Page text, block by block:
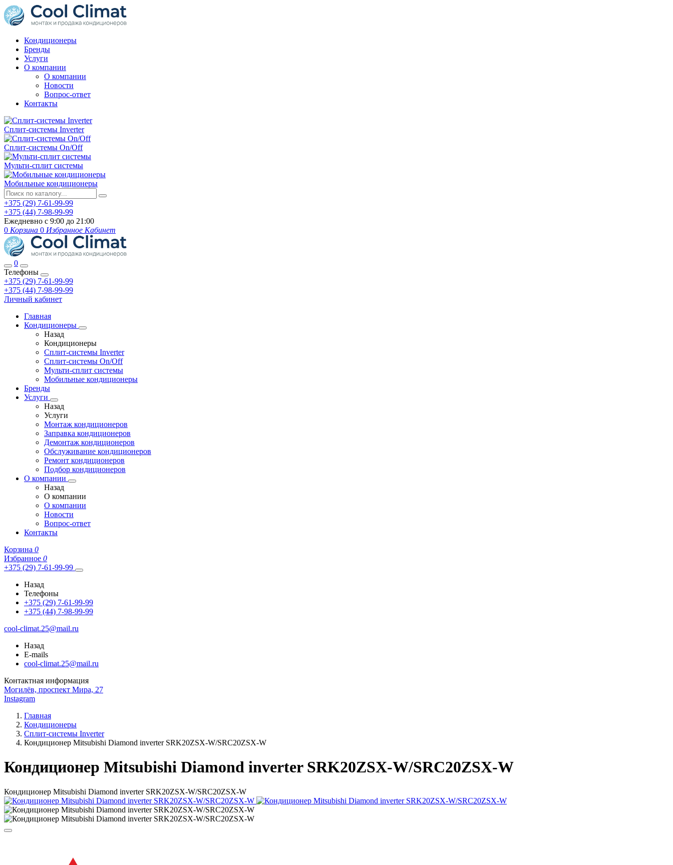
Кондиционеры
Бренды
Услуги
О компании
О компании
Новости
Вопрос-ответ
Контакты
Сплит-системы Inverter
Сплит-системы On/Off
Мульти-сплит системы
Мобильные кондиционеры
+375 (29) 7-61-99-99
+375 (44) 7-98-99-99
Ежедневно с 9:00 до 21:00
0 Корзина 0 Избранное Кабинет
0
Телефоны
+375 (29) 7-61-99-99
+375 (44) 7-98-99-99
Личный кабинет
Главная
Кондиционеры
Назад
Кондиционеры
Сплит-системы Inverter
Сплит-системы On/Off
Мульти-сплит системы
Мобильные кондиционеры
Бренды
Услуги
Назад
Услуги
Монтаж кондиционеров
Заправка кондиционеров
Демонтаж кондиционеров
Обслуживание кондиционеров
Ремонт кондиционеров
Подбор кондиционеров
О компании
Назад
О компании
О компании
Новости
Вопрос-ответ
Контакты
Корзина 0
Избранное 0
+375 (29) 7-61-99-99
Назад
Телефоны
+375 (29) 7-61-99-99
+375 (44) 7-98-99-99
cool-climat.25@mail.ru
Назад
E-mails
cool-climat.25@mail.ru
Контактная информация
Могилёв, проспект Мира, 27
Instagram
Главная
Кондиционеры
Сплит-системы Inverter
Кондиционер Mitsubishi Diamond inverter SRK20ZSX-W/SRC20ZSX-W
Кондиционер Mitsubishi Diamond inverter SRK20ZSX-W/SRC20ZSX-W
Кондиционер Mitsubishi Diamond inverter SRK20ZSX-W/SRC20ZSX-W